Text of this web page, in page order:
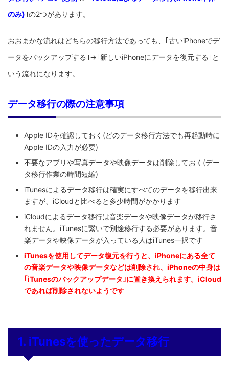
のみ) ｣の2つがあります。
おおまかな流れはどちらの移行方法であっても、｢古いiPhoneでデ
ータをバックアップする｣→｢新しいiPhoneにデータを復元する｣と
いう流れになります。
データ移行の際の注意事項
Apple IDを確認しておく(どのデータ移行方法でも再起動時に
Apple IDの入力が必要)
不要なアプリや写真データや映像データは削除しておく(デー
タ移行作業の時間短縮)
iTunesによるデータ移行は確実にすべてのデータを移行出来
ますが、iCloudと比べると多少時間がかかります
iCloudによるデータ移行は音楽データや映像データが移行さ
れません。iTunesに繋いで別途移行する必要があります。音
楽データや映像データが入っている人はiTunes一択です
iTunesを使用してデータ復元を行うと、iPhoneにある全て
の音楽データや映像データなどは削除され、iPhoneの中身は
｢iTunesのバックアップデータ｣に置き換えられます。iCloud
であれば削除されないようです
1. iTunesを使ったデータ移行